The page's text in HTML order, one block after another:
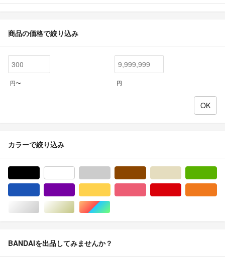
商品の価格で絞り込み
円〜 円
カラーで絞り込み
シルバー/銀色系ゴールド/金色系マルチカラー
BANDAIを出品してみませんか？